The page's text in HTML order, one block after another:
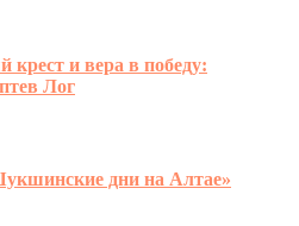
крест и вера в победу:
Лог
дни на Алтае»